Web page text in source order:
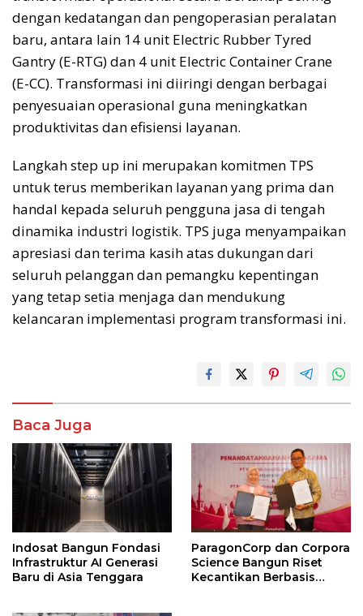
dengan kedatangan dan pengoperasian peralatan
baru, antara lain 14 unit Electric Rubber Tyred
Gantry (E-RTG) dan 4 unit Electric Container Crane
(E-CC). Transformasi ini diiringi dengan berbagai
penyesuaian operasional guna meningkatkan
produktivitas dan efisiensi layanan.
Langkah step up ini merupakan komitmen TPS
untuk terus memberikan layanan yang prima dan
handal kepada seluruh pengguna jasa di tengah
dinamika industri logistik. TPS juga menyampaikan
apresiasi dan terima kasih atas dukungan dari
seluruh pelanggan dan pemangku kepentingan
yang tetap setia menjaga dan mendukung
kelancaran implementasi program transformasi ini.
Baca Juga
Indosat Bangun Fondasi
Infrastruktur AI Generasi
Baru di Asia Tenggara
ParagonCorp dan Corpora
Science Bangun Riset
Kecantikan Berbasis